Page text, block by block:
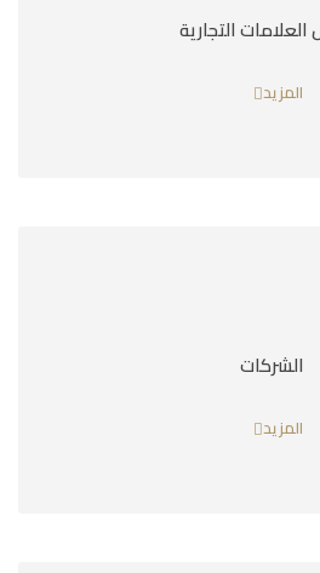
التجارية
المزيد
الشركات
المزيد